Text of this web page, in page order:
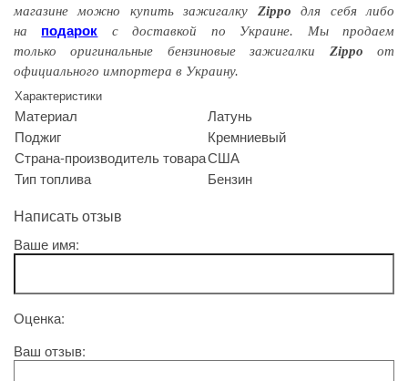
магазине можно купить зажигалку Zippo для себя либо
на подарок с доставкой по Украине. Мы продаем
только оригинальные бензиновые зажигалки Zippo от
официального импортера в Украину.
Характеристики
Материал
Латунь
Поджиг
Кремниевый
Страна-производитель товараСША
Тип топлива
Бензин
Написать отзыв
Ваше имя:
Оценка:
Ваш отзыв: